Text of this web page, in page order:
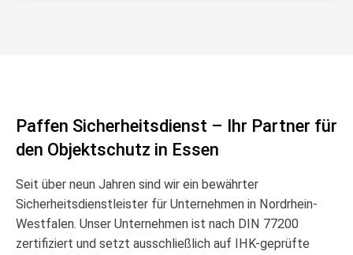
Paffen Sicherheitsdienst – Ihr Partner für
den Objektschutz in Essen
Seit über neun Jahren sind wir ein bewährter
Sicherheitsdienstleister für Unternehmen in Nordrhein-
Westfalen. Unser Unternehmen ist nach DIN 77200
zertifiziert und setzt ausschließlich auf IHK-geprüfte